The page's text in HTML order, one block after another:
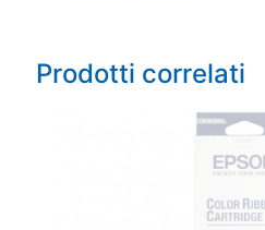
Prodotti correlati